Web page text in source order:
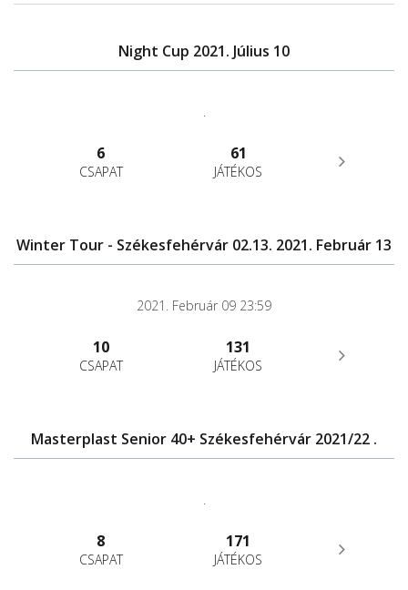
Night Cup 2021. Július 10
.
6
CSAPAT
61
JÁTÉKOS
Winter Tour - Székesfehérvár 02.13. 2021. Február 13
2021. Február 09 23:59
10
CSAPAT
131
JÁTÉKOS
Masterplast Senior 40+ Székesfehérvár 2021/22 .
.
8
CSAPAT
171
JÁTÉKOS